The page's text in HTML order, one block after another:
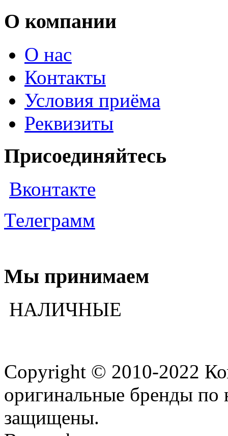
О компании
О нас
Контакты
Условия приёма
Реквизиты
Присоединяйтесь
Вконтакте
Телеграмм
Мы принимаем
НАЛИЧНЫЕ
Copyright © 2010-2022
оригинальные бренды по
защищены.